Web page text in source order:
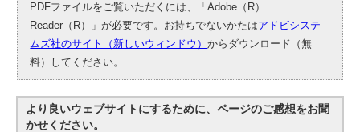
PDFファイルをご覧いただくには、「Adobe（R）
Reader（R）」が必要です。お持ちでないかたはアドビシステ
ムズ社のサイト（新しいウィンドウ）からダウンロード（無
料）してください。
より良いウェブサイトにするために、ページのご感想をお聞
かせください。